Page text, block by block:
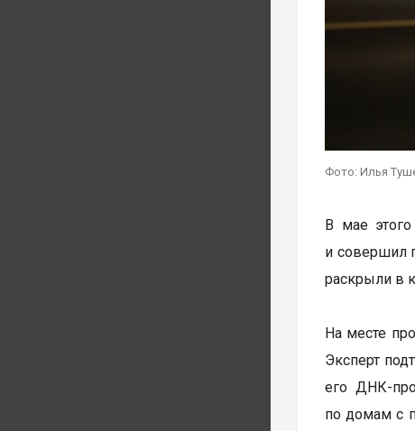
Фото: Илья
В мае
и совершил
раскрыли в
На месте
Эксперт
его ДНК-
по домам с